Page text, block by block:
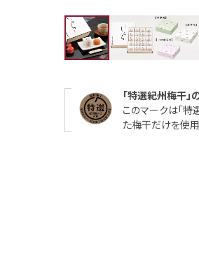
「特選紀州梅干
このマークは「
た梅干だけを使